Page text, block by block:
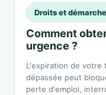
Droits et
Comment
urgence ?
L'expiration de votre
dépassée peut
perte d'emploi,